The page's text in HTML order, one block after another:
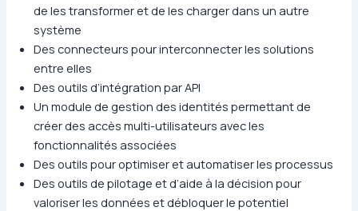
de les transformer et de les charger dans un autre
système
Des connecteurs pour interconnecter les solutions
entre elles
Des outils d’intégration par API
Un module de gestion des identités permettant de
créer des accès multi-utilisateurs avec les
fonctionnalités associées
Des outils pour optimiser et automatiser les processus
Des outils de pilotage et d’aide à la décision pour
valoriser les données et débloquer le potentiel